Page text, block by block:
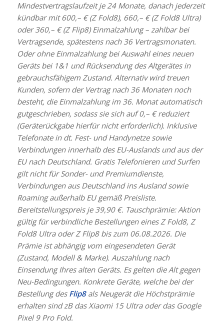
Mindestvertragslaufzeit je 24 Monate, danach jederzeit
kündbar mit 600,– € (Z Fold8), 660,– € (Z Fold8 Ultra)
oder 360,– € (Z Flip8) Einmalzahlung – zahlbar bei
Vertragsende, spätestens nach 36 Vertragsmonaten.
Oder ohne Einmalzahlung bei Auswahl eines neuen
Geräts bei 1&1 und Rücksendung des Altgerätes in
gebrauchsfähigem Zustand. Alternativ wird treuen
Kunden, sofern der Vertrag nach 36 Monaten noch
besteht, die Einmalzahlung im 36. Monat automatisch
gutgeschrieben, sodass sie sich auf 0,– € reduziert
(Geräterückgabe hierfür nicht erforderlich). Inklusive
Telefonate in dt. Fest- und Handynetze sowie
Verbindungen innerhalb des EU-Auslands und aus der
EU nach Deutschland. Gratis Telefonieren und Surfen
gilt nicht für Sonder- und Premiumdienste,
Verbindungen aus Deutschland ins Ausland sowie
Roaming außerhalb EU gemäß Preisliste.
Bereitstellungspreis je 39,90 €. Tauschprämie: Aktion
gültig für verbindliche Bestellungen eines Z Fold8, Z
Fold8 Ultra oder Z Flip8 bis zum 06.08.2026. Die
Prämie ist abhängig vom eingesendeten Gerät
(Zustand, Modell & Marke). Auszahlung nach
Einsendung Ihres alten Geräts. Es gelten die Alt gegen
Neu-Bedingungen. Konkrete Geräte, welche bei der
Bestellung des Flip8als Neugerät die Höchstprämie
erhalten sind zB das Xiaomi 15 Ultra oder das Google
Pixel 9 Pro Fold.